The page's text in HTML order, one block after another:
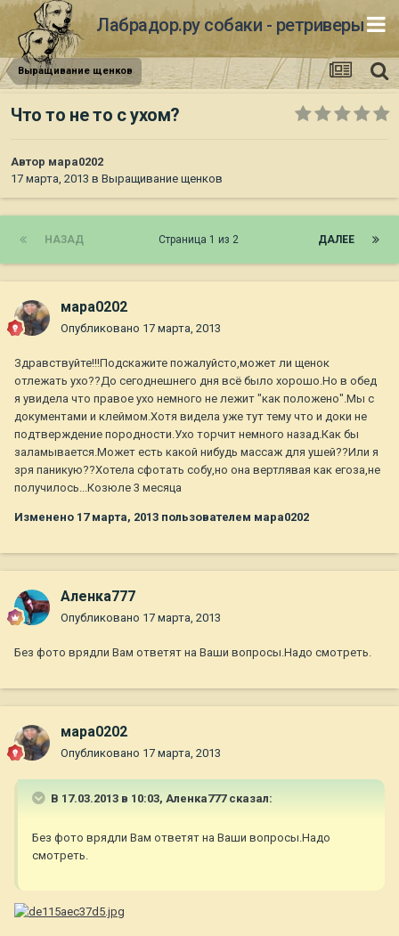
Лабрадор.ру собаки - ретриверы
Выращивание щенков
Что то не то с ухом?
Автор мара0202
17 марта, 2013 в Выращивание щенков
НАЗАД ДАЛЕЕ
Страница 1 из 2
мара0202
Опубликовано 17 марта, 2013
Здравствуйте!!!Подскажите пожалуйсто,может ли щенок
отлежать ухо??До сегоднешнего дня всё было хорошо.Но в обед
я увидела что правое ухо немного не лежит "как положено".Мы с
документами и клеймом.Хотя видела уже тут тему что и доки не
подтверждение породности.Ухо торчит немного назад.Как бы
заламывается.Может есть какой нибудь массаж для ушей??Или я
зря паникую??Хотела сфотать собу,но она вертлявая как егоза,не
получилось...Козюле 3 месяца
Изменено 17 марта, 2013 пользователем мара0202
Аленка777
Опубликовано 17 марта, 2013
Без фото врядли Вам ответят на Ваши вопросы.Надо смотреть.
мара0202
Опубликовано 17 марта, 2013
В 17.03.2013 в 10:03, Аленка777 сказал:
Без фото врядли Вам ответят на Ваши вопросы.Надо
смотреть.